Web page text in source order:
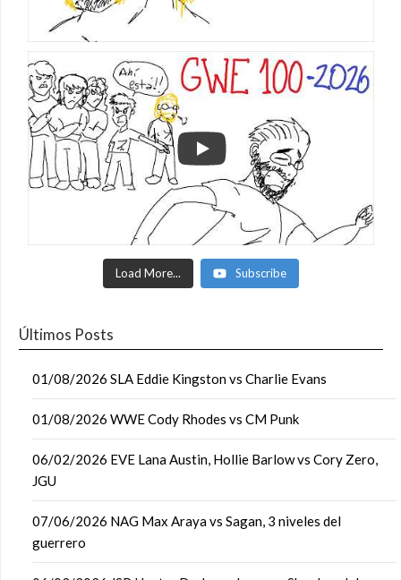
Load More... Subscribe
Últimos Posts
01/08/2026 SLA Eddie Kingston vs Charlie Evans
01/08/2026 WWE Cody Rhodes vs CM Punk
06/02/2026 EVE Lana Austin, Hollie Barlow vs Cory Zero,
JGU
07/06/2026 NAG Max Araya vs Sagan, 3 niveles del
guerrero